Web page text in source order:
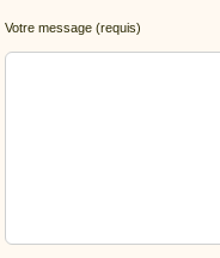
Votre message (requis)